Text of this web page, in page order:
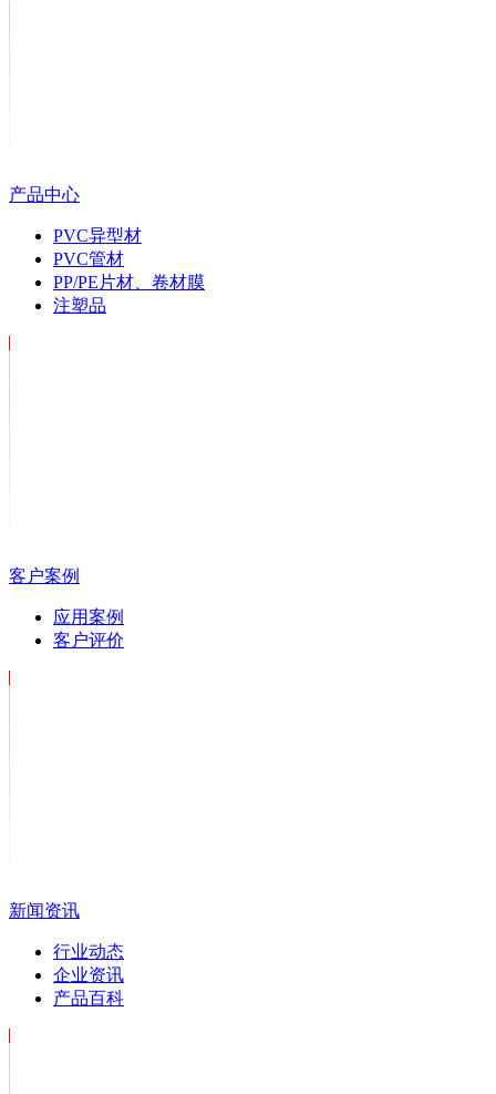
产品中心
PVC异型材
PVC管材
PP/PE片材、卷材膜
注塑品
客户案例
应用案例
客户评价
新闻资讯
行业动态
企业资讯
产品百科